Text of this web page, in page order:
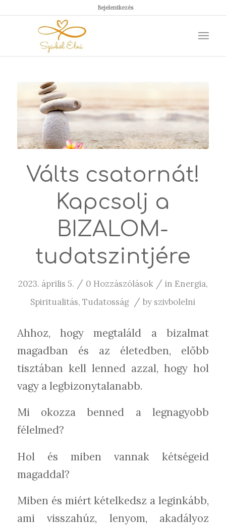
Bejelentkezés
Válts csatornát!
Kapcsolj a
BIZALOM-
tudatszintjére
2023. április 5. / 0 Hozzászólások / in Energia,
Spiritualitás,Tudatosság / by szivbolelni
Ahhoz, hogy megtaláld a bizalmat
magadban és az életedben, előbb
tisztában kell lenned azzal, hogy hol
vagy a legbizonytalanabb.
Mi okozza benned a legnagyobb
félelmed?
Hol és miben vannak kétségeid
magaddal?
Miben és miért kételkedsz a leginkább,
ami visszahúz, lenyom, akadályoz